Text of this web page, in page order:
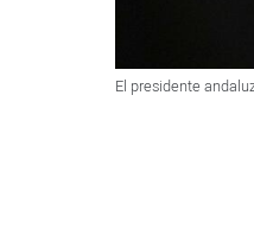
El presidente